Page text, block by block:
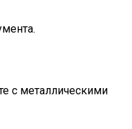
с металлическими